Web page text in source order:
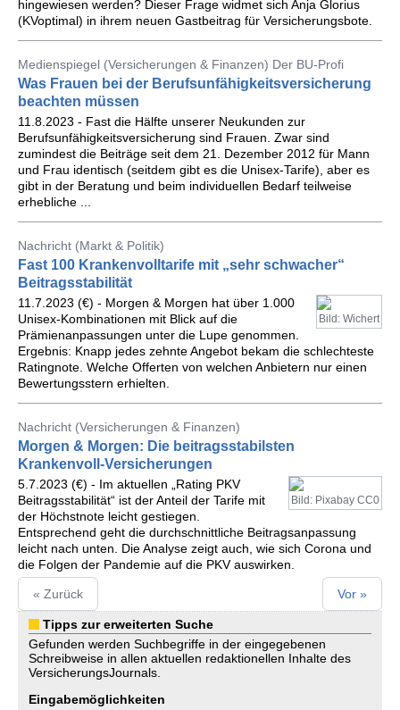
hingewiesen werden? Dieser Frage widmet sich Anja Glorius
(KVoptimal) in ihrem neuen Gastbeitrag für Versicherungsbote.
Medienspiegel (Versicherungen & Finanzen) Der BU-Profi
Was Frauen bei der Berufsunfähigkeitsversicherung
beachten müssen
11.8.2023 - Fast die Hälfte unserer Neukunden zur
Berufsunfähigkeitsversicherung sind Frauen. Zwar sind
zumindest die Beiträge seit dem 21. Dezember 2012 für Mann
und Frau identisch (seitdem gibt es die Unisex-Tarife), aber es
gibt in der Beratung und beim individuellen Bedarf teilweise
erhebliche ...
Nachricht (Markt & Politik)
Fast 100 Krankenvolltarife mit „sehr schwacher“
Beitragsstabilität
Bild: Wichert
11.7.2023 (€) - Morgen & Morgen hat über 1.000
Unisex-Kombinationen mit Blick auf die
Prämienanpassungen unter die Lupe genommen.
Ergebnis: Knapp jedes zehnte Angebot bekam die schlechteste
Ratingnote. Welche Offerten von welchen Anbietern nur einen
Bewertungsstern erhielten.
Nachricht (Versicherungen & Finanzen)
Morgen & Morgen: Die beitragsstabilsten
Krankenvoll-Versicherungen
Bild: Pixabay CC0
5.7.2023 (€) - Im aktuellen „Rating PKV
Beitragsstabilität“ ist der Anteil der Tarife mit
der Höchstnote leicht gestiegen.
Entsprechend geht die durchschnittliche Beitragsanpassung
leicht nach unten. Die Analyse zeigt auch, wie sich Corona und
die Folgen der Pandemie auf die PKV auswirken.
« Zurück Vor »
Tipps zur erweiterten Suche
Gefunden werden Suchbegriffe in der eingegebenen
Schreibweise in allen aktuellen redaktionellen Inhalte des
VersicherungsJournals.
Eingabemöglichkeiten